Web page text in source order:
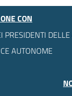
CON
PRESIDENTI
AUTONOME